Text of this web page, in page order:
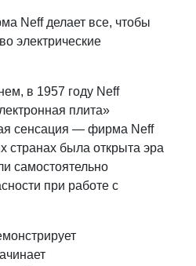
Neff делает все, чтобы
электрические
в 1957 году Neff
плита»
сенсация — фирма Neff
странах была открыта эра
самостоятельно
при работе с